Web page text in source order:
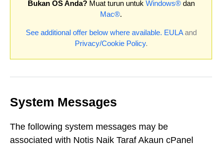
Bukan OS Anda?Muat turun untuk Windows®dan
Mac®.
See additional offer below where available. EULAand
Privacy/Cookie Policy.
System Messages
The following system messages may be
associated with Notis Naik Taraf Akaun cPanel